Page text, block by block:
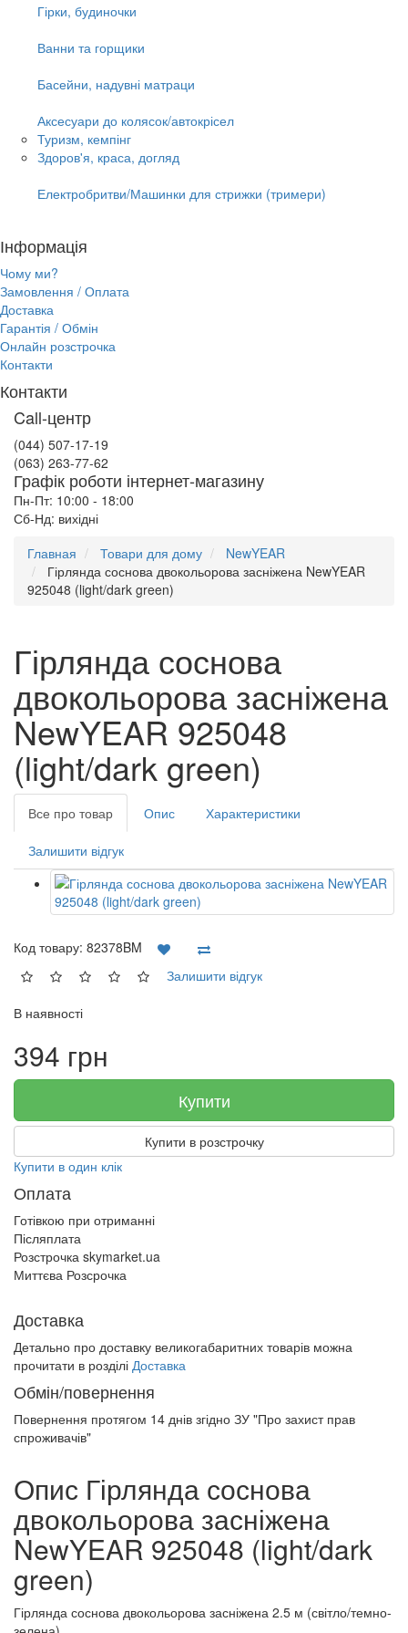
Гірки, будиночки
Ванни та горщики
Басейни, надувні матраци
Аксесуари до колясок/автокрісел
Туризм, кемпінг
Здоров'я, краса, догляд
Електробритви/Машинки для стрижки (тримери)
Інформація
Чому ми?
Замовлення / Оплата
Доставка
Гарантія / Обмін
Онлайн розстрочка
Контакти
Контакти
Call-центр
(044) 507-17-19
(063) 263-77-62
Графік роботи інтернет-магазину
Пн-Пт: 10:00 - 18:00
Сб-Нд: вихідні
Главная
Товари для дому
NewYEAR
Гірлянда соснова двокольорова засніжена NewYEAR
925048 (light/dark green)
Гірлянда соснова
двокольорова засніжена
NewYEAR 925048
(light/dark green)
Все про товар Опис Характеристики
Залишити відгук
Код товару: 82378BM
Залишити відгук
В наявності
394 грн
Купити
Купити в розстрочку
Купити в один клік
Оплата
Готівкою при отриманні
Післяплата
Розстрочка skymarket.ua
Миттєва Розсрочка
Доставка
Детально про доставку великогабаритних товарів можна
прочитати в розділі Доставка
Обмін/повернення
Повернення протягом 14 днів згідно ЗУ "Про захист прав
спроживачів"
Опис Гірлянда соснова
двокольорова засніжена
NewYEAR 925048 (light/dark
green)
Гірлянда соснова двокольорова засніжена 2.5 м (світло/темно-